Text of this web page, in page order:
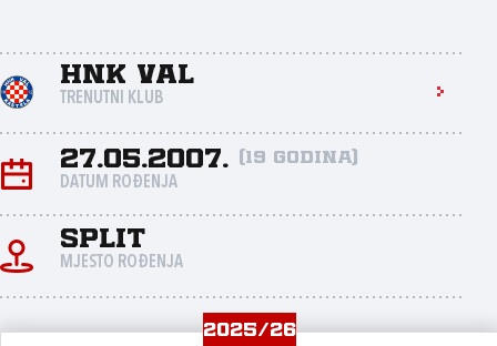
HNK Val
TRENUTNI KLUB
27.05.2007. (19 godina)
DATUM ROĐENJA
Split
MJESTO ROĐENJA
2025/26